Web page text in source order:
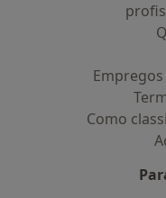
Empregos
Como